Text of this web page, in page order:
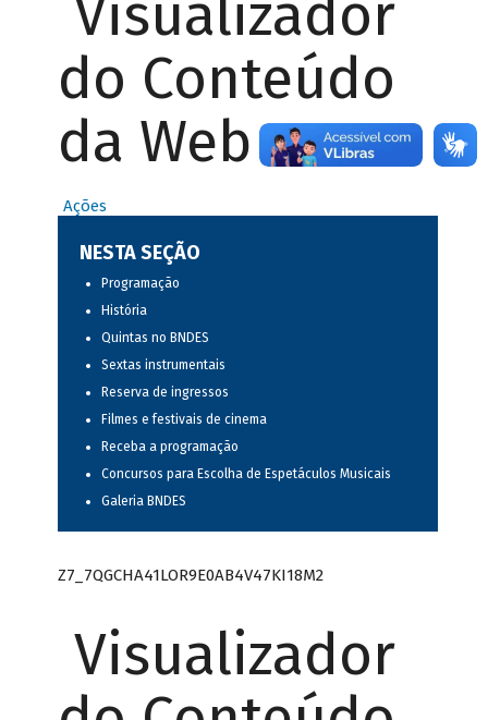
Visualizador
do Conteúdo
da Web
Ações
NESTA SEÇÃO
Programação
História
Quintas no BNDES
Sextas instrumentais
Reserva de ingressos
Filmes e festivais de cinema
Receba a programação
Concursos para Escolha de Espetáculos Musicais
Galeria BNDES
Z7_7QGCHA41LOR9E0AB4V47KI18M2
Visualizador